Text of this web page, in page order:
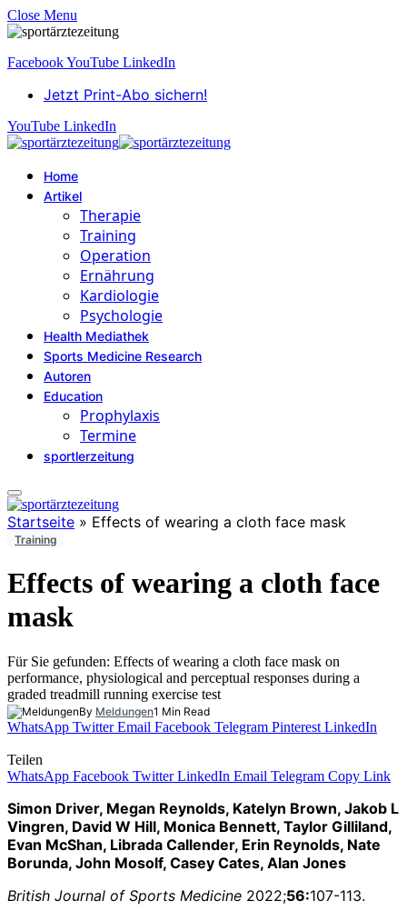
Close Menu
FacebookYouTube LinkedIn
Jetzt Print-Abo sichern!
YouTube LinkedIn
Home
Artikel
Therapie
Training
Operation
Ernährung
Kardiologie
Psychologie
Health Mediathek
Sports Medicine Research
Autoren
Education
Prophylaxis
Termine
sportlerzeitung
Startseite » Effects of wearing a cloth face mask
Training
Effects of wearing a cloth face
mask
Für Sie gefunden: Effects of wearing a cloth face mask on
performance, physiological and perceptual responses during a
graded treadmill running exercise test
By Meldungen1 Min Read
WhatsApp Twitter Email Facebook Telegram Pinterest LinkedIn
Teilen
WhatsApp Facebook Twitter LinkedIn Email Telegram Copy Link
Simon Driver, Megan Reynolds, Katelyn Brown, Jakob L
Vingren, David W Hill, Monica Bennett, Taylor Gilliland,
Evan McShan, Librada Callender, Erin Reynolds, Nate
Borunda, John Mosolf, Casey Cates, Alan Jones
British Journal of Sports Medicine 2022;56:107-113.